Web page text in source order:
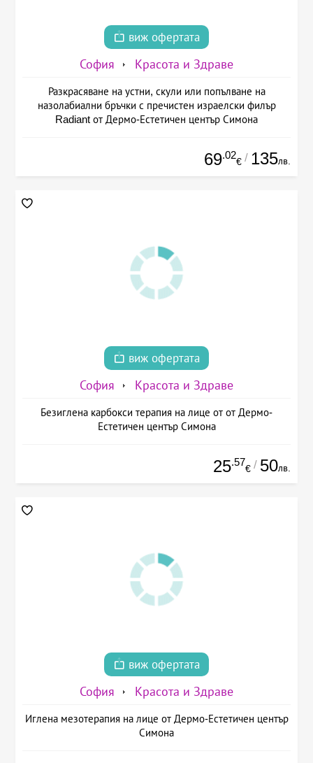
виж офертата
София Красота и Здраве
Разкрасяване на устни, скули или попълване на
назолабиални бръчки с пречистен израелски филър
Radiant от Дермо-Естетичен център Симона
69.02
€ / 135лв.
виж офертата
София Красота и Здраве
Безиглена карбокси терапия на лице от от Дермо-
Естетичен център Симона
25.57
€ / 50лв.
виж офертата
София Красота и Здраве
Иглена мезотерапия на лице от Дермо-Естетичен център
Симона